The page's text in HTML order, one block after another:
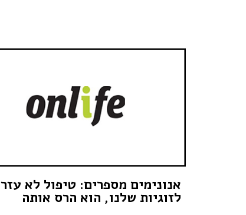
אנונימים מספרים: טיפול לא עזר
לזוגיות שלנו, הוא הרס אותה